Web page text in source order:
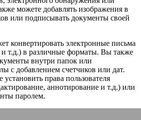
можете добавлять изображения в
или подписывать документы своей
конвертировать электронные письма
т.д.) в различные форматы. Вы также
внутри папок или
с добавлением счетчиков или дат.
права пользователя
аннотирование и т.д.) или
паролем.